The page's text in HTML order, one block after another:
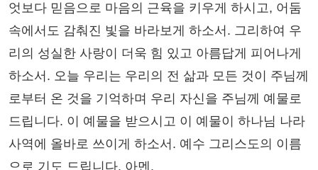
엇보다 믿음으로 마음의 근육을 키우게 하시고, 어둠
속에서도 감춰진 빛을 바라보게 하소서. 그리하여 우
리의 성실한 사랑이 더욱 힘 있고 아름답게 피어나게
하소서. 오늘 우리는 우리의 전 삶과 모든 것이 주님께
로부터 온 것을 기억하며 우리 자신을 주님께 예물로
드립니다. 이 예물을 받으시고 이 예물이 하나님 나라
사역에 올바로 쓰이게 하소서. 예수 그리스도의 이름
으로 기도 드립니다. 아멘.